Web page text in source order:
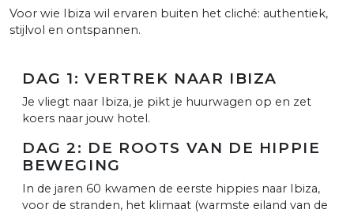
Voor wie Ibiza wil ervaren buiten het cliché: authentiek,
stijlvol en ontspannen.
DAG 1: VERTREK NAAR IBIZA
Je vliegt naar Ibiza, je pikt je huurwagen op en zet
koers naar jouw hotel.
DAG 2: DE ROOTS VAN DE HIPPIE
BEWEGING
In de jaren 60 kwamen de eerste hippies naar Ibiza,
voor de stranden, het klimaat (warmste eiland van de